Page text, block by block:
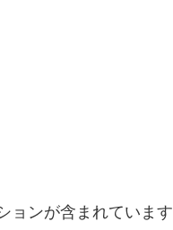
ョンが含まれています